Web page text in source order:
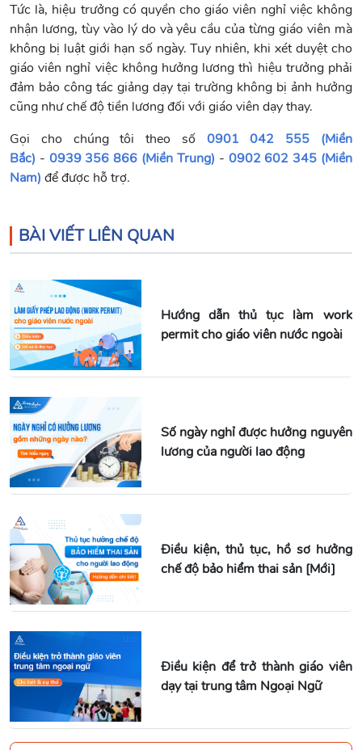
Tức là, hiệu trưởng có quyền cho giáo viên nghỉ việc không
nhận lương, tùy vào lý do và yêu cầu của từng giáo viên mà
không bị luật giới hạn số ngày. Tuy nhiên, khi xét duyệt cho
giáo viên nghỉ việc không hưởng lương thì hiệu trưởng phải
đảm bảo công tác giảng dạy tại trường không bị ảnh hưởng
cũng như chế độ tiền lương đối với giáo viên dạy thay.
Gọi cho chúng tôi theo số 0901 042 555 (Miền
Bắc) - 0939 356 866 (Miền Trung) - 0902 602 345 (Miền
Nam) để được hỗ trợ.
BÀI VIẾT LIÊN QUAN
Hướng dẫn thủ tục làm work
permit cho giáo viên nước ngoài
Số ngày nghỉ được hưởng nguyên
lương của người lao động
Điều kiện, thủ tục, hồ sơ hưởng
chế độ bảo hiểm thai sản [Mới]
Điều kiện để trở thành giáo viên
dạy tại trung tâm Ngoại Ngữ